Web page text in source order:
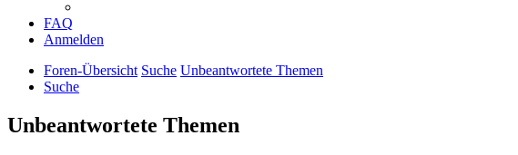
FAQ
Anmelden
Foren-Übersicht Suche Unbeantwortete Themen
Suche
Unbeantwortete Themen